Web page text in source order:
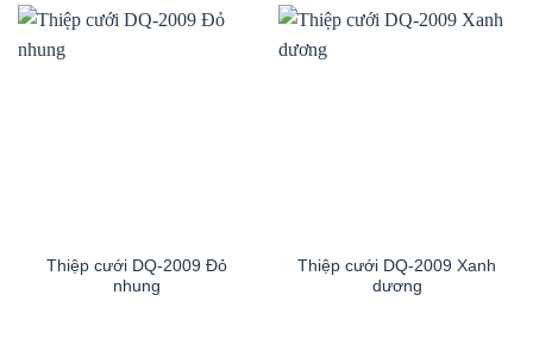
Thiệp cưới DQ-2009 Đỏ
nhung
Thiệp cưới DQ-2009 Xanh
dương